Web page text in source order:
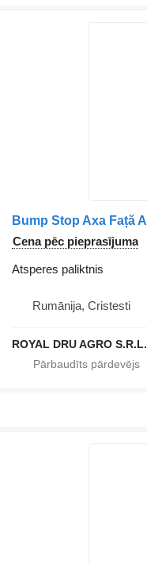
Cena pēc pieprasījuma
Atsperes paliktnis
Rumānija, Cristesti
ROYAL DRU AGRO S.R.L.